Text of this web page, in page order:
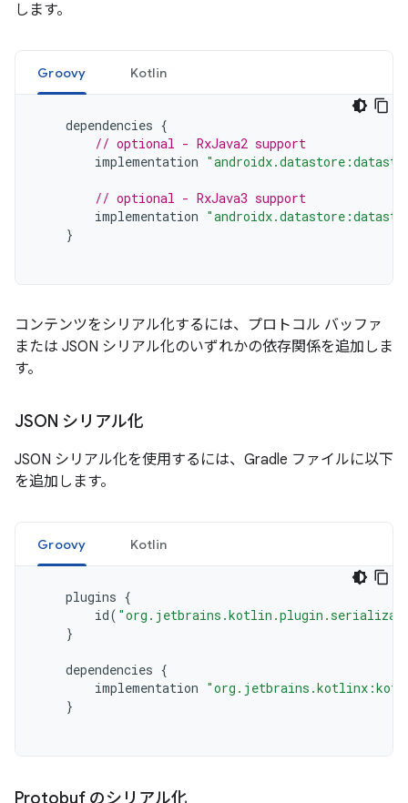
します。
Groovy Kotlin
dependencies {
// optional - RxJava2 support
implementation
// optional - RxJava3 support
implementation
}
コンテンツをシリアル化するには、プロトコル バッファ
または JSON シリアル化のいずれかの依存関係を追加しま
す。
JSON シリアル化
JSON シリアル化を使用するには、Gradle ファイルに以下
を追加します。
Groovy Kotlin
plugins {
id(
}
dependencies {
implementation
}
Protobuf のシリアル化